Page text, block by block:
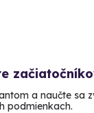
a naučte sa
podmienkach.